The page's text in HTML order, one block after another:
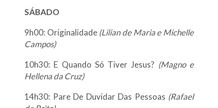
SÁBADO
9h00: Originalidade (Lilian de Maria e Michelle
Campos)
10h30: E Quando Só Tiver Jesus? (Magno e
Hellena da Cruz)
14h30: Pare De Duvidar Das Pessoas (Rafael